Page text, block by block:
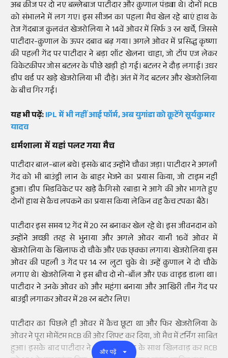
अब क्रीज पर दो नए बल्लेबाज पाटीदार और क्रुणाल पंड्या थे। दोनों RCB
को संभालने में लग गए। इस सीजन का पहला मैच खेल रहे बाएं हाथ के
तेज गेंदबाज कुलवंत खेजरोलिया ने 14वें ओवर में सिर्फ 3 रन खर्चे, जिससे
पाटीदार-क्रुणाल के ऊपर दबाव बढ़ गया। अगले ओवर में प्रसिद्ध कृष्णा
की पहली गेंद पर पाटीदार ने बड़ा शॉट खेलना चाहा, जो टॉप एज लेकर
विकेटकीपर जोस बटलर के पीछे खड़ी हो गई। बटलर ने दौड़ लगाई। उधर
डीप थर्ड पर खड़े खेजरोलिया भी दौड़े। अंत में गेंद बटलर और खेजरोलिया
के बीच गिर गई।
यह भी पढ़ें:IPL में भी नहीं आई फॉर्म, अब युगांडा को कूटेंगे सूर्यकुमार
यादव
धर्मशाला में यहां पलट गया मैच
पाटीदार बाल-बाल बचे। इसके बाद उन्होंने चौका जड़ा। पाटीदार ने अगली
गेंद को भी बाउंड्री लान के बाहर भेजने का प्रयास किया, जो टाइम नहीं
हुआ। डीप मिडविकेट पर खड़े कैगिसो रबाडा ने आगे की ओर भागते हुए
दोनों हाथ से कैच लपकने का प्रयास किया लेकिन वह कैच टपका बैठे।
पाटीदार इस समय 12 गेंद में 20 रन बनाकर खेल रहे थे। इस जीवनदान को
उन्होंने अच्छी तरह से भुनाया और अगले ओवर यानी 16वें ओवर में
खेजरोलिया के खिलाफ दो चौके और एक छ्क्का लगाय। खेजरोलिया इस
ओवर की पहली 3 गेंद पर 14 रन लुटा चुके थे। उन्हें क्रुणाल ने दो चौके
लगाए थे। खेजरोलिया ने इस बीच दो नो-बॉल और एक वाइड डाला था।
पाटीदार ने उनके ओवर को और महंगा बनाया और आखिरी तीन गेंद पर
बाउड्री लगाकर ओवर में 28 रन बटोर लिए।
पाटीदार का पिछले ही ओवर में कैच छूटा था और फिर खेजरोलिया के
ओवर ने पूरा मोमेंटम RCB की ओर शिफ्ट कर दिया, जो मैच में टर्निंग साबित
हुआ। इसके बाद पाटीदार ने GT की बॉलिंग के साथ खिलवाड़ कर RCB
और पढ़ें